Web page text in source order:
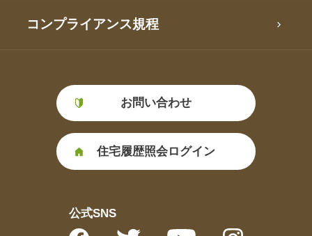
コンプライアンス規程
お問い合わせ
住宅履歴照会ログイン
公式SNS